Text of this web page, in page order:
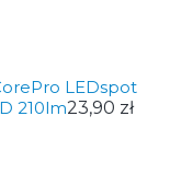
LEDspot
210lm23,90 zł